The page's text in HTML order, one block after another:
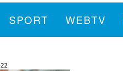
SPORT WEBTV